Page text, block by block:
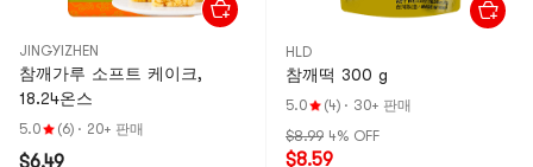
JINGYIZHEN
참깨가루 소프트 케이크,
18.24온스
5.0 (6) · 20+ 판매
$6.49
HLD
참깨떡 300 g
5.0 (4) · 30+ 판매
$8.99 4% OFF
$8.59